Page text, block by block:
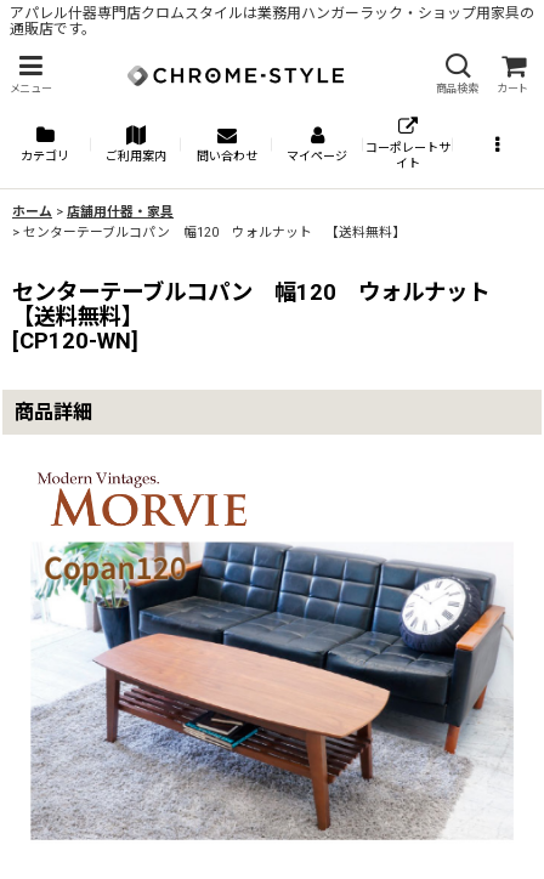
アパレル什器専門店クロムスタイルは業務用ハンガーラック・ショップ用家具の
通販店です。
メニュー 商品検索 カート
カテゴリ ご利用案内 問い合わせ マイページ
コーポレートサ
イト
ホーム > 店舗用什器・家具
> センターテーブルコパン 幅120 ウォルナット 【送料無料】
センターテーブルコパン 幅120 ウォルナット
【送料無料】
[CP120-WN]
商品詳細